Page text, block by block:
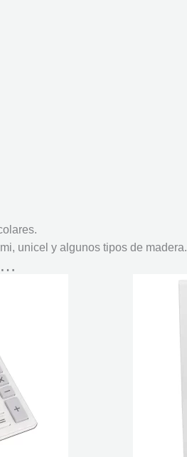
unicel y algunos tipos de madera.